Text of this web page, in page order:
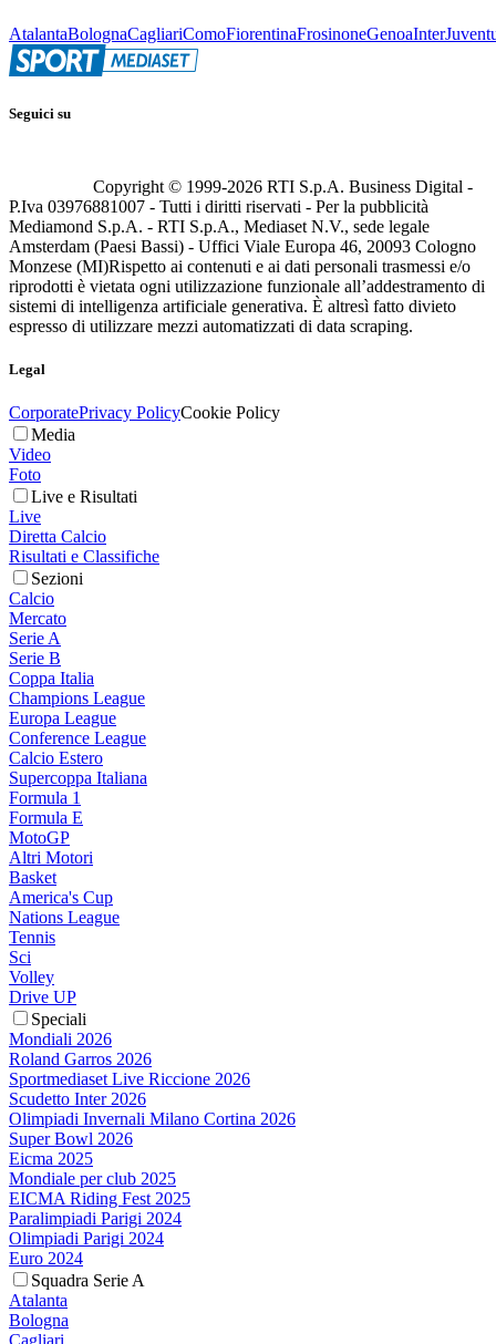
AtalantaBolognaCagliariComoFiorentinaFrosinoneGenoaInter
Seguici su
Copyright © 1999-2026 RTI S.p.A. Business Digital -
P.Iva 03976881007 - Tutti i diritti riservati - Per la pubblicità
Mediamond S.p.A. - RTI S.p.A., Mediaset N.V., sede legale
Amsterdam (Paesi Bassi) - Uffici Viale Europa 46, 20093 Cologno
Monzese (MI)Rispetto ai contenuti e ai dati personali trasmessi e/o
riprodotti è vietata ogni utilizzazione funzionale all’addestramento di
sistemi di intelligenza artificiale generativa. È altresì fatto divieto
espresso di utilizzare mezzi automatizzati di data scraping.
Legal
CorporatePrivacy PolicyCookie Policy
Media
Video
Foto
Live e Risultati
Live
Diretta Calcio
Risultati e Classifiche
Sezioni
Calcio
Mercato
Serie A
Serie B
Coppa Italia
Champions League
Europa League
Conference League
Calcio Estero
Supercoppa Italiana
Formula 1
Formula E
MotoGP
Altri Motori
Basket
America's Cup
Nations League
Tennis
Sci
Volley
Drive UP
Speciali
Mondiali 2026
Roland Garros 2026
Sportmediaset Live Riccione 2026
Scudetto Inter 2026
Olimpiadi Invernali Milano Cortina 2026
Super Bowl 2026
Eicma 2025
Mondiale per club 2025
EICMA Riding Fest 2025
Paralimpiadi Parigi 2024
Olimpiadi Parigi 2024
Euro 2024
Squadra Serie A
Atalanta
Bologna